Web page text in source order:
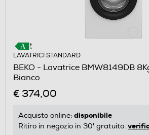
LAVATRICI STANDARD
BEKO - Lavatrice BMW8149DB
Bianco
€ 374,00
Acquisto online: disponibile
Ritiro in negozio in 30' gratuito: